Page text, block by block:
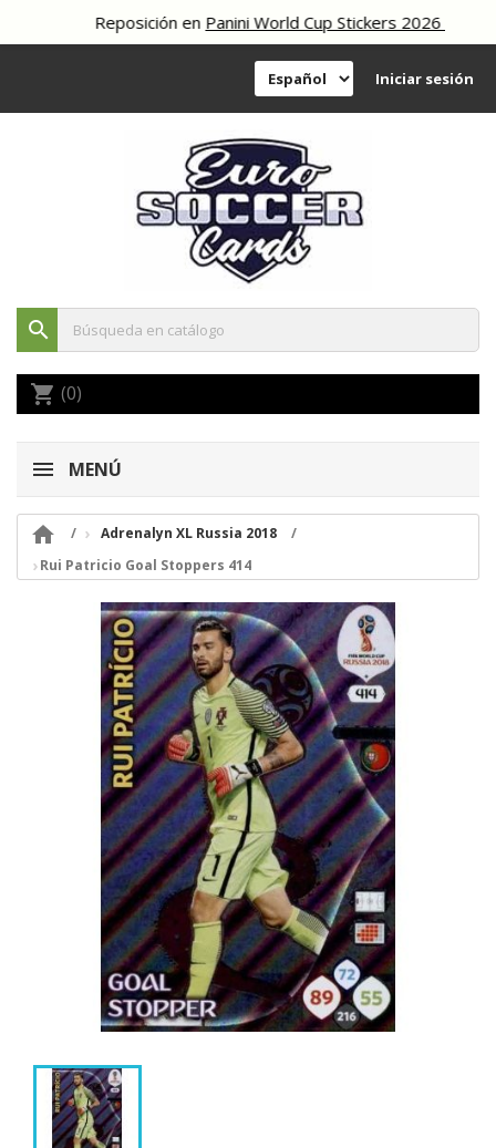
Reposición enPanini World Cup Stickers 2026
Iniciar sesión
search
shopping_cart (0)
MENÚ

Adrenalyn XL Russia 2018
Rui Patricio Goal Stoppers 414